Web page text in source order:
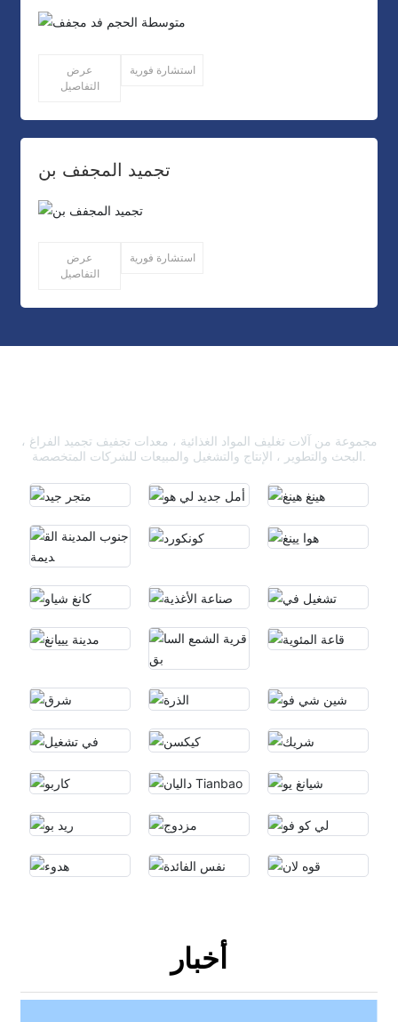
عرض
التفاصيل
استشارة فورية
تجميد المجفف بن
عرض
التفاصيل
استشارة فورية
مجموعة من آلات تغليف المواد الغذائية ، معدات تجفيف تجميد الفراغ ،
أخبار